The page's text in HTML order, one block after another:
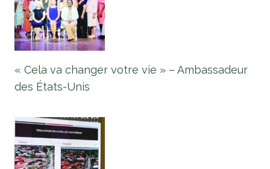
« Cela va changer votre vie » – Ambassadeur
des États-Unis